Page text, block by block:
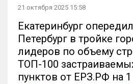
21 октября 2025 15:58
Екатеринбург
Петербург в тройке
лидеров по объему
ТОП-100
пунктов от ЕРЗ.РФ на